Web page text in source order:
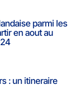
parmi les
en aout au
: un itineraire